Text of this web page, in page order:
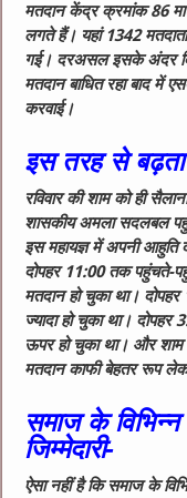
मतदान केंद्र क्रमांक 86
लगते हैं। यहां 1342
गई। दरअसल इसके अंदर
मतदान बाधित रहा बाद में
करवाई।
इस तरह से बढ़ता
रविवार की शाम को ही
शासकीय अमला सदलबल
इस महायज्ञ में अपनी
दोपहर 11:00 तक पहुंचते-
मतदान हो चुका था।
ज्यादा हो चुका था।
ऊपर हो चुका था। और शाम
मतदान काफी बेहतर रूप
समाज के
जिम्मेदारी-
ऐसा नहीं है कि समाज के